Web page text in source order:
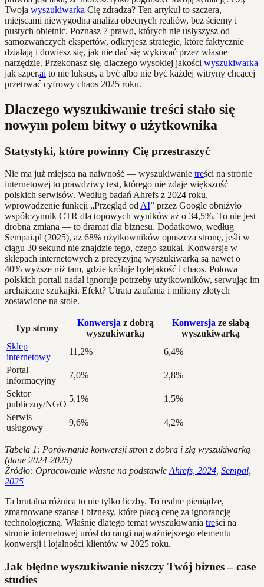
Twoja wyszukiwarka Cię zdradza? Ten artykuł to szczera,
miejscami niewygodna analiza obecnych realiów, bez ściemy i
pustych obietnic. Poznasz 7 prawd, których nie usłyszysz od
samozwańczych ekspertów, odkryjesz strategie, które faktycznie
działają i dowiesz się, jak nie dać się wykiwać przez własne
narzędzie. Przekonasz się, dlaczego wysokiej jakości wyszukiwarka
jak szper.ai to nie luksus, a być albo nie być każdej witryny chcącej
przetrwać cyfrowy chaos 2025 roku.
Dlaczego wyszukiwanie treści stało się
nowym polem bitwy o użytkownika
Statystyki, które powinny Cię przestraszyć
Nie ma już miejsca na naiwność — wyszukiwanie treści na stronie
internetowej to prawdziwy test, którego nie zdaje większość
polskich serwisów. Według badań Ahrefs z 2024 roku,
wprowadzenie funkcji „Przegląd od AI” przez Google obniżyło
współczynnik CTR dla topowych wyników aż o 34,5%. To nie jest
drobna zmiana — to dramat dla biznesu. Dodatkowo, według
Sempai.pl (2025), aż 68% użytkowników opuszcza stronę, jeśli w
ciągu 30 sekund nie znajdzie tego, czego szukał. Konwersje w
sklepach internetowych z precyzyjną wyszukiwarką są nawet o
40% wyższe niż tam, gdzie króluje bylejakość i chaos. Połowa
polskich portali nadal ignoruje potrzeby użytkowników, serwując im
archaiczne szukajki. Efekt? Utrata zaufania i miliony złotych
zostawione na stole.
Typ strony
Konwersja z dobrą
wyszukiwarką
Konwersja ze słabą
wyszukiwarką
Sklep
internetowy
11,2%
6,4%
Portal
informacyjny
7,0%
2,8%
Sektor
publiczny/NGO
5,1%
1,5%
Serwis
usługowy
9,6% 4,2%
Tabela 1: Porównanie konwersji stron z dobrą i złą wyszukiwarką
(dane 2024-2025)
Źródło: Opracowanie własne na podstawie Ahrefs, 2024 Sempai,
2025
Ta brutalna różnica to nie tylko liczby. To realne pieniądze,
zmarnowane szanse i biznesy, które płacą cenę za ignorancję
technologiczną. Właśnie dlatego temat wyszukiwania treści na
stronie internetowej urósł do rangi najważniejszego elementu
konwersji i lojalności klientów w 2025 roku.
Jak błędne wyszukiwanie niszczy Twój biznes – case
studies